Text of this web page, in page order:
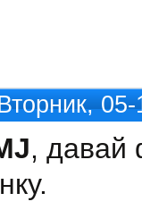
, давай